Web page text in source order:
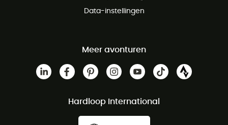
Data-instellingen
Meer avonturen
Hardloop International